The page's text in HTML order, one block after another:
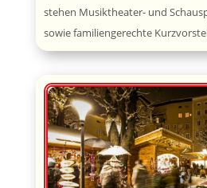
stehen Musiktheater- und
sowie familiengerechte